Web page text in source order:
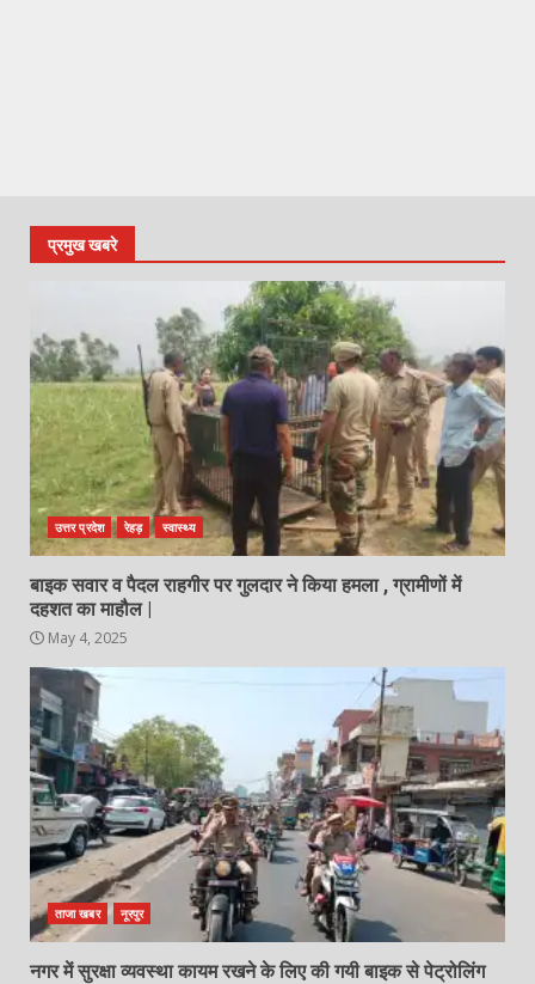
प्रमुख खबरे
उत्तर प्रदेश रेहड़ स्वास्थ्य
बाइक सवार व पैदल राहगीर पर गुलदार ने किया हमला , ग्रामीणों में
दहशत का माहौल |
May 4, 2025
ताजा खबर नूरपुर
नगर में सुरक्षा व्यवस्था कायम रखने के लिए की गयी बाइक से पेट्रोलिंग